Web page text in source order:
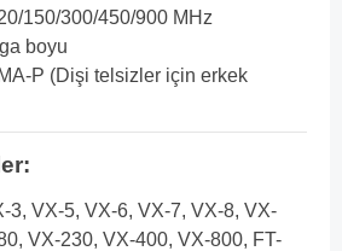
150/300/450/900 MHz
boyu
P (Dişi telsizler için erkek
3, VX-5, VX-6, VX-7, VX-8, VX-
VX-230, VX-400, VX-800, FT-